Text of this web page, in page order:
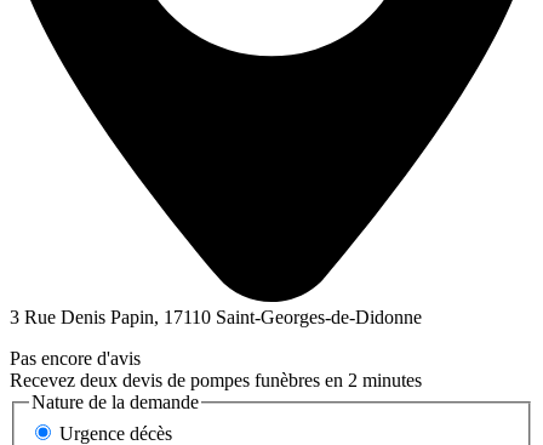
3 Rue Denis Papin, 17110 Saint-Georges-de-Didonne
Pas encore d'avis
Recevez deux devis de pompes funèbres en 2 minutes
Nature de la demande
Urgence décès